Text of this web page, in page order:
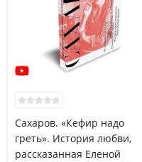
Сахаров. «Кефир надо
греть». История любви,
рассказанная Еленой